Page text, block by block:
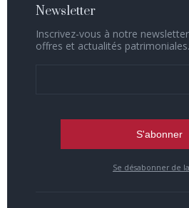
Newsletter
Inscrivez-vous à notre
offres et actualités patrimoniales.
Se désabonner de